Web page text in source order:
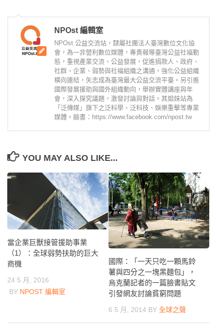
NPOst 編輯室
NPOst 公益交流站，隸屬社團法人臺灣數位文化協
會，為一非營利數位媒體，專責報導臺灣公益社福動
態，重視產業交流、公益發展，促進捐款人、政府、
社群、企業、弱勢與社福組織之溝通，強化公益組織
橫向連結，矢志成為臺灣最大公益交流平臺。另引進
國際發展援助與國外組織動向，舉辦實體講座與年
會，深入探究議題，激發討論與對話。其姐妹站為
「泛傳媒」旗下之泛科學、泛科技、娛樂重擊等專業
媒體。臉書：https://www.facebook.com/npost.tw
YOU MAY ALSO LIKE...
當企業巨獸接管援助事業
（1）：全球弱勢扶助的巨大
商機
24 5 月, 2016
BY NPOST 編輯室
國際：「一天只吃一顆馬鈴
薯與四分之一塊黑麵包」，
烏克蘭記者的一篇臉書貼文
引發網友討論貧窮問題
6 5 月, 2014 BY 全球之聲